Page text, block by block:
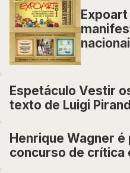
Espetáculo Vestir
texto de Luigi
Henrique Wagner é
concurso de crítica